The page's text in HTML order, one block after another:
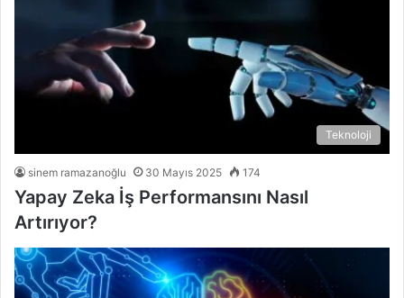
Teknoloji
sinem ramazanoğlu 30 Mayıs 2025 174
Yapay Zeka İş Performansını Nasıl
Artırıyor?